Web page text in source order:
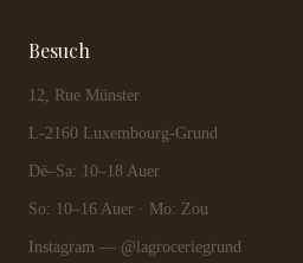
Besuch
12, Rue Münster
L-2160 Luxembourg-Grund
Dë–Sa: 10–18 Auer
So: 10–16 Auer · Mo: Zou
Instagram — @lagroceriegrund